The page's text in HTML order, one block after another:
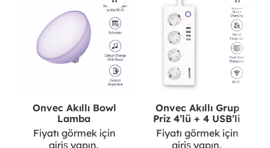
Onvec Akıllı Bowl
Lamba
Fiyatı görmek için
giriş yapın.
Onvec Akıllı Grup
Priz 4’lü + 4 USB’li
Fiyatı görmek için
giriş yapın.